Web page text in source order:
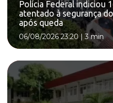
Polícia Federal indiciou
atentado à segurança
após queda
06/08/2026 23:20 |3 min